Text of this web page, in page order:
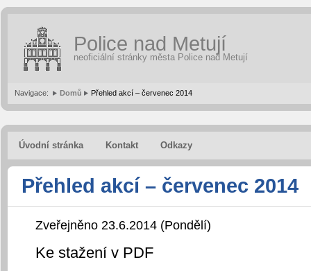
Police nad Metují
neoficiální stránky města Police nad Metují
Navigace: Domů Přehled akcí – červenec 2014
Úvodní stránka Kontakt Odkazy
Přehled akcí – červenec 2014
Zveřejněno 23.6.2014 (Pondělí)
Ke stažení v PDF